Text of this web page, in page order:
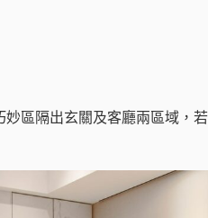
區隔出玄關及客廳兩區域，若